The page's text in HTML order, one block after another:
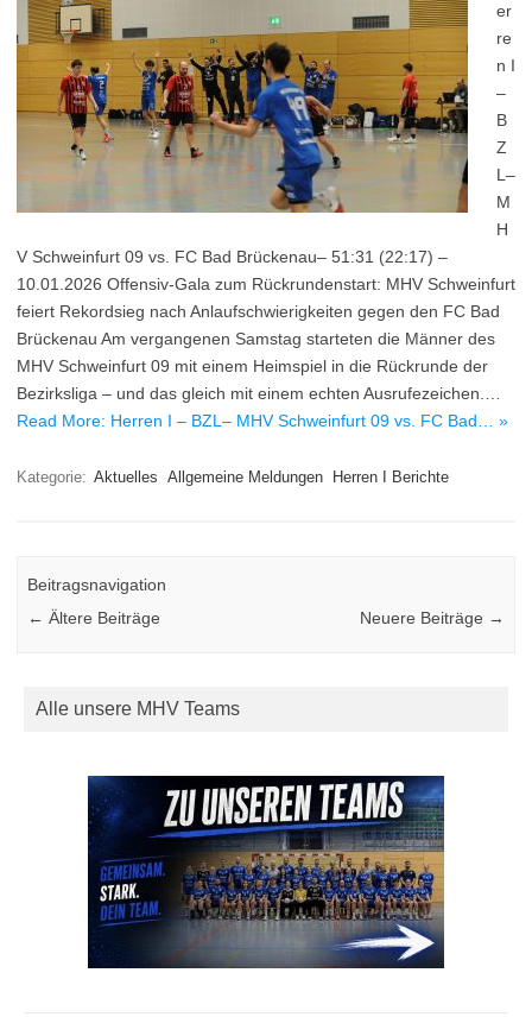
er
re
n I
–
B
Z
L–
M
H
V Schweinfurt 09 vs. FC Bad Brückenau– 51:31 (22:17) –
10.01.2026 Offensiv-Gala zum Rückrundenstart: MHV Schweinfurt
feiert Rekordsieg nach Anlaufschwierigkeiten gegen den FC Bad
Brückenau Am vergangenen Samstag starteten die Männer des
MHV Schweinfurt 09 mit einem Heimspiel in die Rückrunde der
Bezirksliga – und das gleich mit einem echten Ausrufezeichen.…
Read More: Herren I – BZL– MHV Schweinfurt 09 vs. FC Bad… »
Kategorie: Aktuelles Allgemeine Meldungen Herren I Berichte
Beitragsnavigation
← Ältere Beiträge Neuere Beiträge →
Alle unsere MHV Teams